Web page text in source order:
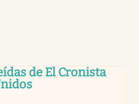
de El Cronista